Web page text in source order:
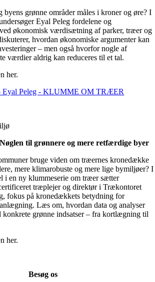
byens grønne områder måles i kroner og øre? I
Eyal Peleg fordelene og
økonomisk værdisætning af parker, træer og
hvordan økonomiske argumenter kan
– men også hvorfor nogle af
værdier aldrig kan reduceres til et tal.
her.
til grønnere og mere retfærdige byer
bruge viden om træernes kronedække
mere klimarobuste og mere lige bymiljøer? I
i en ny klummeserie om træer sætter
træplejer og direktør i Trækontoret
fokus på kronedækkets betydning for
Læs om, hvordan data og analyser
konkrete grønne indsatser – fra kortlægning til
her.
Besøg os